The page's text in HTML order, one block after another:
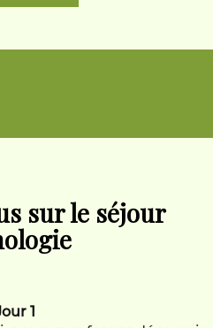
sur le séjour
1